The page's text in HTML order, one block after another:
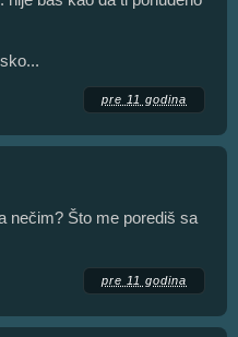
pre 11 godina
nečim? Što me porediš sa
pre 11 godina